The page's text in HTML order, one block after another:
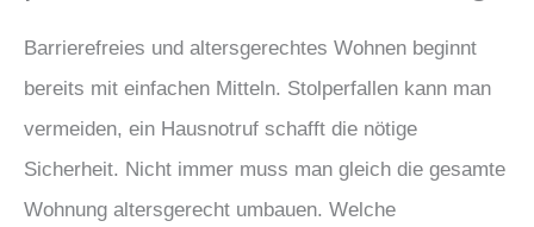
Barrierefreies und altersgerechtes Wohnen beginnt
bereits mit einfachen Mitteln. Stolperfallen kann man
vermeiden, ein Hausnotruf schafft die nötige
Sicherheit. Nicht immer muss man gleich die gesamte
Wohnung altersgerecht umbauen. Welche